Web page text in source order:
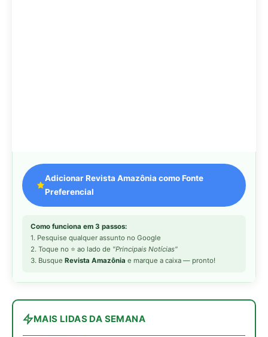
Adicionar Revista Amazônia como Fonte
Preferencial
Como funciona em 3 passos:
1. Pesquise qualquer assunto no Google
2. Toque no ⭐ ao lado de "Principais Notícias"
3. Busque Revista Amazônia e marque a caixa — pronto!
MAIS LIDAS DA SEMANA